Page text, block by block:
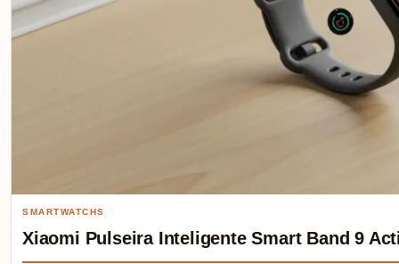
SMARTWATCHS
Xiaomi Pulseira Inteligente Smart Band 9